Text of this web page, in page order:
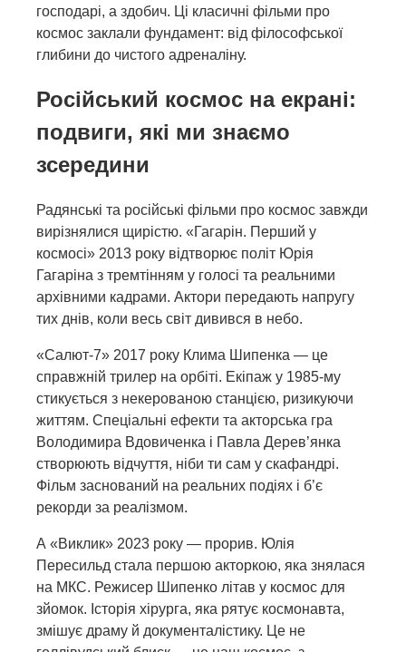
господарі, а здобич. Ці класичні фільми про
космос заклали фундамент: від філософської
глибини до чистого адреналіну.
Російський космос на екрані:
подвиги, які ми знаємо
зсередини
Радянські та російські фільми про космос завжди
вирізнялися щирістю. «Гагарін. Перший у
космосі» 2013 року відтворює політ Юрія
Гагаріна з тремтінням у голосі та реальними
архівними кадрами. Актори передають напругу
тих днів, коли весь світ дивився в небо.
«Салют-7» 2017 року Клима Шипенка — це
справжній трилер на орбіті. Екіпаж у 1985-му
стикується з некерованою станцією, ризикуючи
життям. Спеціальні ефекти та акторська гра
Володимира Вдовиченка і Павла Дерев’янка
створюють відчуття, ніби ти сам у скафандрі.
Фільм заснований на реальних подіях і б’є
рекорди за реалізмом.
А «Виклик» 2023 року — прорив. Юлія
Пересильд стала першою акторкою, яка знялася
на МКС. Режисер Шипенко літав у космос для
зйомок. Історія хірурга, яка рятує космонавта,
змішує драму й документалістику. Це не